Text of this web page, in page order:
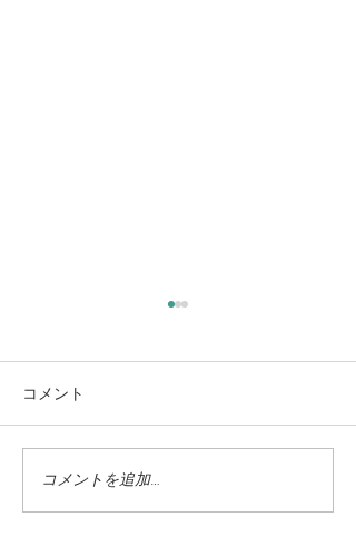
蓼科高原ではニッコウキ
スゲが咲き始めました
コメント
コメントを追加…